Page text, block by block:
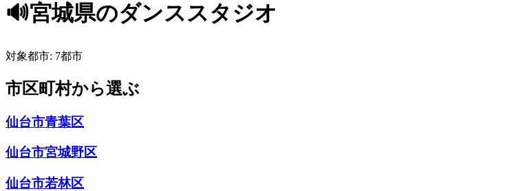
🔊宮城県のダンススタジオ
対象都市: 7都市
市区町村から選ぶ
仙台市青葉区
仙台市宮城野区
仙台市若林区